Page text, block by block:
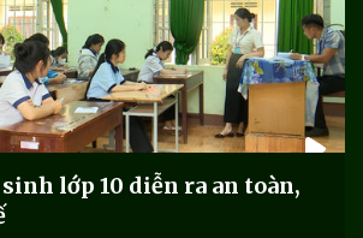
lớp 10 diễn ra an toàn,